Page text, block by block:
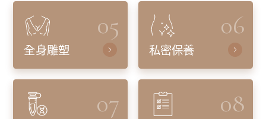
05
全身雕塑
06
私密保養
07 08